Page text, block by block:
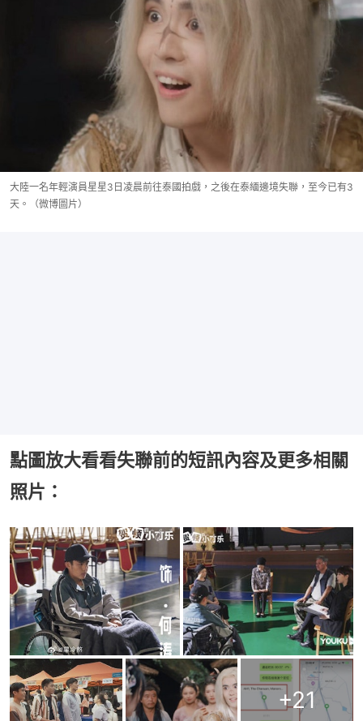
大陸一名年輕演員星星3日凌晨前往泰國拍戲，之後在泰緬邊境失聯，至今已有3
天。（微博圖片）
點圖放大看看失聯前的短訊內容及更多相關
照片：
+21